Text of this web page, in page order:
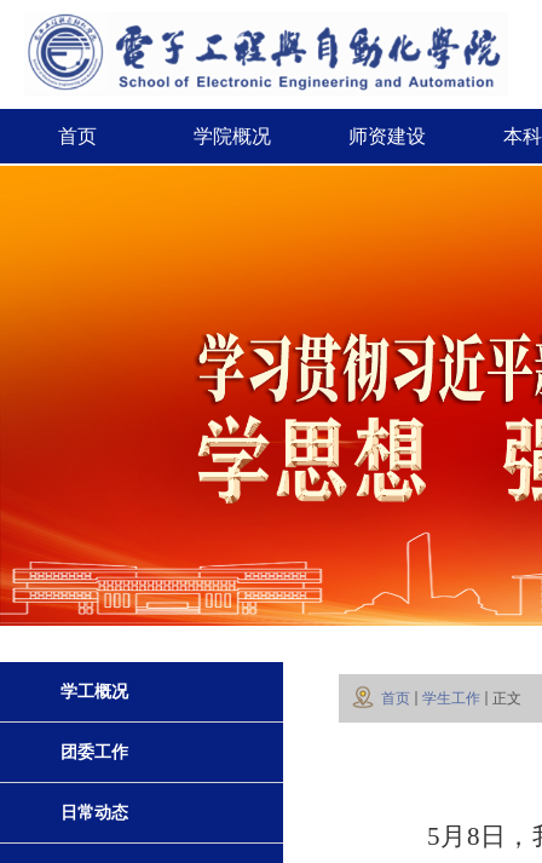
首页 学院概况 师资建设 本
学工概况
团委工作
日常动态
首页 学生工作 正文
5月8日，